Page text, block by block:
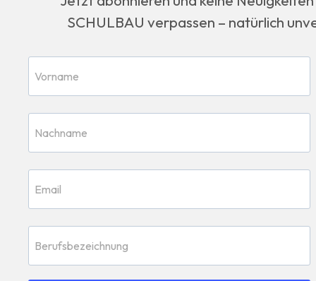
SCHULBAU verpassen – natürlich